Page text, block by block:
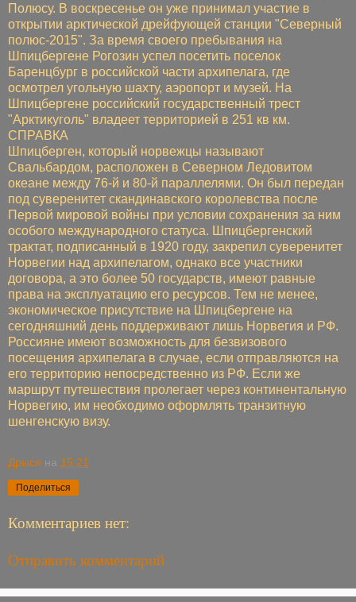
Полюсу. В воскресенье он уже принимал участие в
открытии арктической дрейфующей станции "Северный
полюс-2015". За время своего пребывания на
Шпицбергене Рогозин успел посетить поселок
Баренцбург в российской части архипелага, где
осмотрел угольную шахту, аэропорт и музей. На
Шпицбергене российский государственный трест
"Арктикуголь" владеет территорией в 251 кв км.
СПРАВКА
Шпицберген, который норвежцы называют
Свальбардом, расположен в Северном Ледовитом
океане между 76-й и 80-й параллелями. Он был передан
под суверенитет скандинавского королевства после
Первой мировой войны при условии сохранения за ним
особого международного статуса. Шпицбергенский
трактат, подписанный в 1920 году, закрепил суверенитет
Норвегии над архипелагом, однако все участники
договора, а это более 50 государств, имеют равные
права на эксплуатацию его ресурсов. Тем не менее,
экономическое присутствие на Шпицбергене на
сегодняшний день поддерживают лишь Норвегия и РФ.
Россияне имеют возможность для безвизового
посещения архипелага в случае, если отправляются на
его территорию непосредственно из РФ. Если же
маршрут путешествия пролегает через континентальную
Норвегию, им необходимо оформлять транзитную
шенгенскую визу.
Дрыся на 15:21
Поделиться
Комментариев нет:
Отправить комментарий